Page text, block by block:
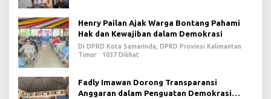
Henry Pailan Ajak Warga Bontang Pahami
Hak dan Kewajiban dalam Demokrasi
Di DPRD Kota Samarinda, DPRD Provinsi Kalimantan
Timur
1037 Dilihat
Fadly Imawan Dorong Transparansi
Anggaran dalam Penguatan Demokrasi